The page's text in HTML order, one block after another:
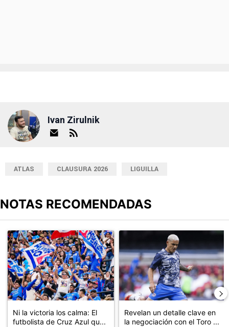
Ivan Zirulnik
ATLAS CLAUSURA 2026 LIGUILLA
NOTAS RECOMENDADAS
Un artículo de tendencia con el título "Ni la victoria los calma: El
Ni la victoria los calma: El
futbolista de Cruz Azul qu...
Un artículo de tendencia con
Revelan un detalle clave en
la negociación con el Toro ...